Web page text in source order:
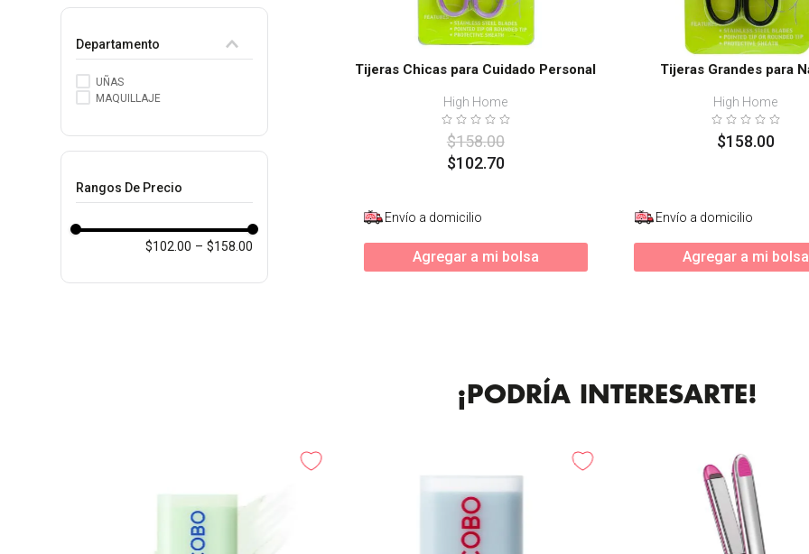
Departamento
UÑAS
MAQUILLAJE
Rangos De Precio
$102.00 – $158.00
Tijeras Chicas para Cuidado Personal
High Home
$158.00
$102.70
Envío a domicilio
Agregar a mi bolsa
Tijeras Grandes para
High Home
$158.00
Envío a domicilio
Agregar a mi bolsa
¡PODRÍA INTERESARTE!